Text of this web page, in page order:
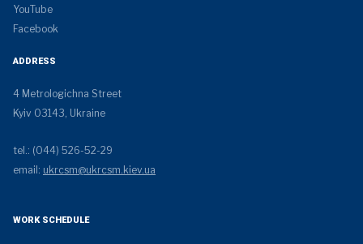
YouTube
Facebook
ADDRESS
4 Metrologichna Street
Kyiv 03143, Ukraine
tel.: (044) 526-52-29
email: ukrcsm@ukrcsm.kiev.ua
WORK SCHEDULE